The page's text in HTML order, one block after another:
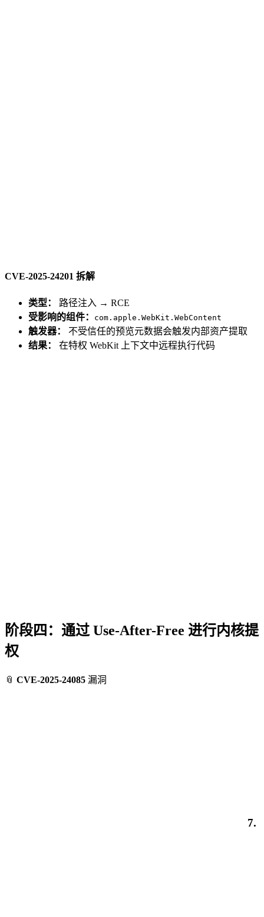
CVE-2025-24201 拆解
类型：
路径注入 → RCE
受影响的组件：
com.apple.WebKit.WebContent
触发器：
不受信任的预览元数据会触发内部资产提取
结果：
在特权 WebKit 上下文中远程执行代码
阶段四：通过 Use-After-Free 进行内核提
权
📎 CVE-2025-24085 漏洞
7.